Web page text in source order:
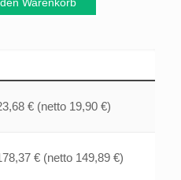
€ (netto 19,90 €)
€ (netto 149,89 €)
Warenkorb